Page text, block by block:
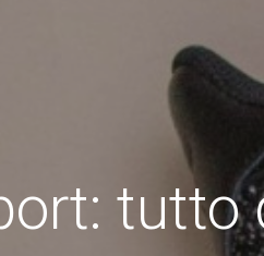
tutto